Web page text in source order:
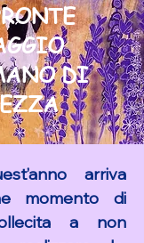
DI
arriva
momento di
a non